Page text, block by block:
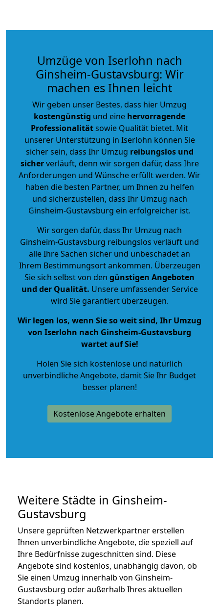
Umzüge von Iserlohn nach
Ginsheim-Gustavsburg: Wir
machen es Ihnen leicht
Wir geben unser Bestes, dass hier Umzug
kostengünstig und eine hervorragende
Professionalitätsowie Qualität bietet. Mit
unserer Unterstützung in Iserlohn können Sie
sicher sein, dass Ihr Umzug reibungslos und
sicherverläuft, denn wir sorgen dafür, dass Ihre
Anforderungen und Wünsche erfüllt werden. Wir
haben die besten Partner, um Ihnen zu helfen
und sicherzustellen, dass Ihr Umzug nach
Ginsheim-Gustavsburg ein erfolgreicher ist.
Wir sorgen dafür, dass Ihr Umzug nach
Ginsheim-Gustavsburg reibungslos verläuft und
alle Ihre Sachen sicher und unbeschadet an
Ihrem Bestimmungsort ankommen. Überzeugen
Sie sich selbst von den günstigen Angeboten
und der Qualität. Unsere umfassender Service
wird Sie garantiert überzeugen.
Wir legen los, wenn Sie so weit sind, Ihr Umzug
von Iserlohn nach Ginsheim-Gustavsburg
wartet auf Sie!
Holen Sie sich kostenlose und natürlich
unverbindliche Angebote, damit Sie Ihr Budget
besser planen!
Kostenlose Angebote erhalten
Weitere Städte in Ginsheim-
Gustavsburg
Unsere geprüften Netzwerkpartner erstellen
Ihnen unverbindliche Angebote, die speziell auf
Ihre Bedürfnisse zugeschnitten sind. Diese
Angebote sind kostenlos, unabhängig davon, ob
Sie einen Umzug innerhalb von Ginsheim-
Gustavsburg oder außerhalb Ihres aktuellen
Standorts planen.